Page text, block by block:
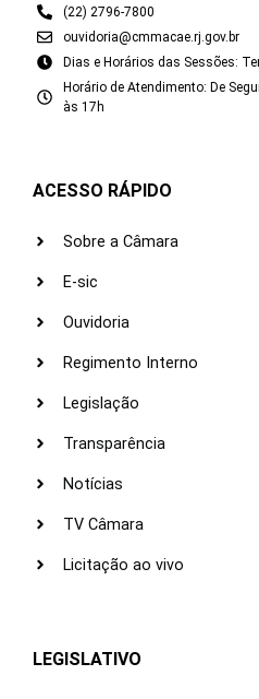
(22) 2796-7800
ouvidoria@cmmacae.rj.gov.br
Dias e Horários das Sessões:
Horário de Atendimento: De
às 17h
ACESSO RÁPIDO
Sobre a Câmara
E-sic
Ouvidoria
Regimento Interno
Legislação
Transparência
Notícias
TV Câmara
Licitação ao vivo
LEGISLATIVO